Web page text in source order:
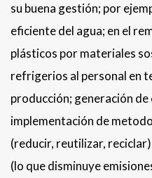
su buena gestión; por
eficiente del agua; en el
plásticos por materiales
refrigerios al personal en
producción; generación
implementación de
(reducir, reutilizar,
(lo que disminuye